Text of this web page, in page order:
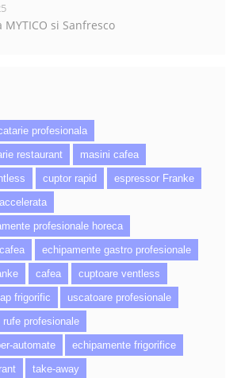
si Sanfresco
profesionala
restaurant
masini cafea
cuptor rapid
espressor Franke
profesionale horeca
echipamente gastro profesionale
cafea
cuptoare ventless
frigorific
uscatoare profesionale
profesionale
automate
echipamente frigorifice
take-away